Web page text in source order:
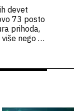
devet
73 posto
prihoda,
nego u